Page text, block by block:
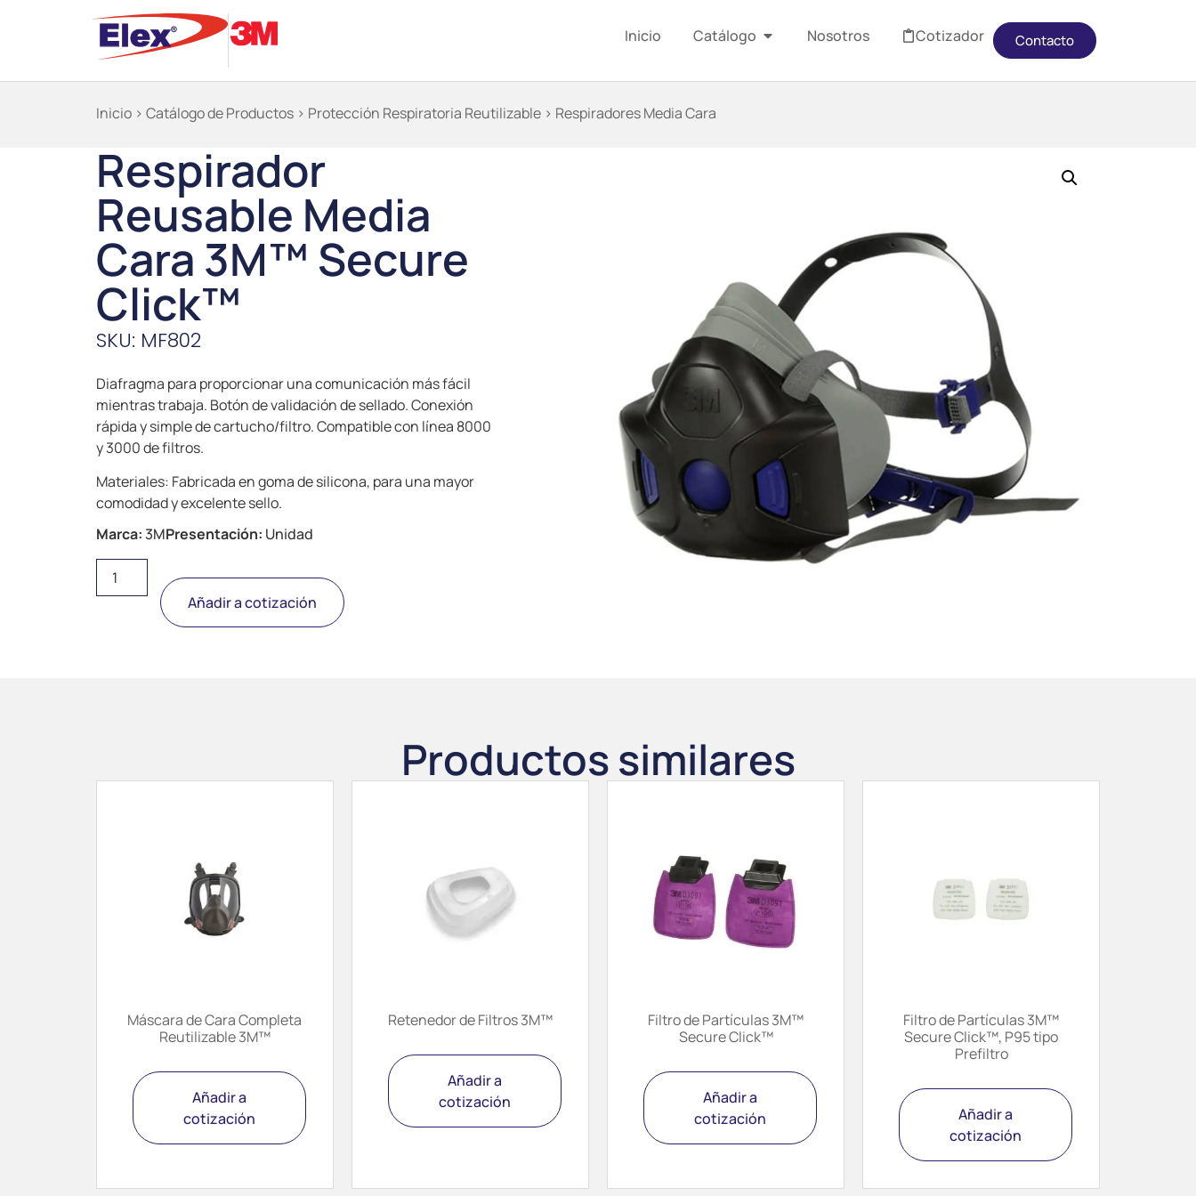
Inicio Catálogo Nosotros Cotizador Contacto
Inicio> Catálogo de Productos> Protección Respiratoria Reutilizable> Respiradores Media Cara
Respirador
Reusable Media
Cara 3M™ Secure
Click™
SKU: MF802
Diafragma para proporcionar una comunicación más fácil
mientras trabaja. Botón de validación de sellado. Conexión
rápida y simple de cartucho/filtro. Compatible con línea 8000
y 3000 de filtros.
Materiales: Fabricada en goma de silicona, para una mayor
comodidad y excelente sello.
Marca:3MPresentación: Unidad
Añadir a cotización
Productos similares
Máscara de Cara Completa
Reutilizable 3M™
Añadir a
cotización
Retenedor de Filtros 3M™
Añadir a
cotización
Filtro de Partículas 3M™
Secure Click™
Añadir a
cotización
Filtro de Partículas 3M™
Secure Click™, P95 tipo
Prefiltro
Añadir a
cotización